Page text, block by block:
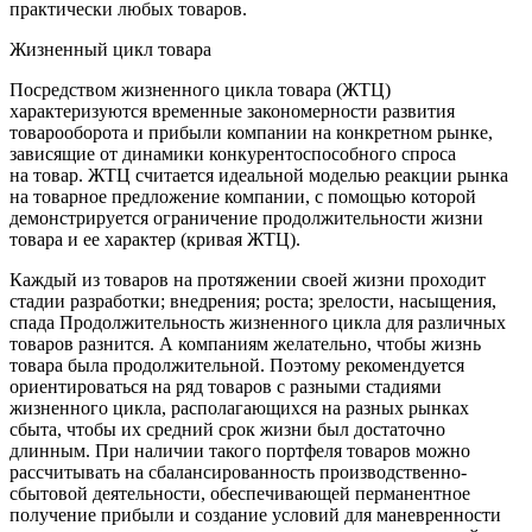
практически любых товаров.
Жизненный цикл товара
Посредством жизненного цикла товара (ЖТЦ)
характеризуются временные закономерности развития
товарооборота и прибыли компании на конкретном рынке,
зависящие от динамики конкурентоспособного спроса
на товар. ЖТЦ считается идеальной моделью реакции рынка
на товарное предложение компании, с помощью которой
демонстрируется ограничение продолжительности жизни
товара и ее характер (кривая ЖТЦ).
Каждый из товаров на протяжении своей жизни проходит
стадии разработки; внедрения; роста; зрелости, насыщения,
спада Продолжительность жизненного цикла для различных
товаров разнится. А компаниям желательно, чтобы жизнь
товара была продолжительной. Поэтому рекомендуется
ориентироваться на ряд товаров с разными стадиями
жизненного цикла, располагающихся на разных рынках
сбыта, чтобы их средний срок жизни был достаточно
длинным. При наличии такого портфеля товаров можно
рассчитывать на сбалансированность производственно-
сбытовой деятельности, обеспечивающей перманентное
получение прибыли и создание условий для маневренности